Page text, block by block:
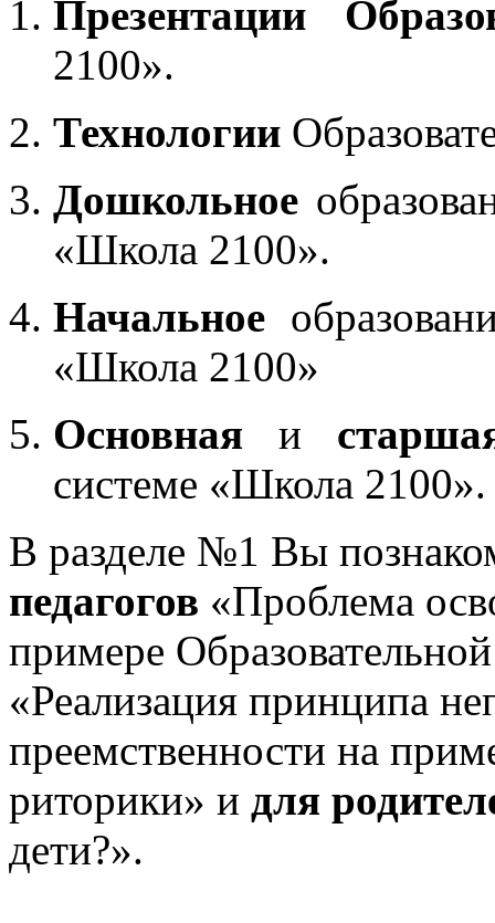
Презентации
2100».
Технологии
Дошкольное
«Школа 2100».
Начальное
«Школа 2100»
Основная и
системе «Школа 2100».
В разделе №1 Вы
педагогов «Проблема
примере
«Реализация принципа
преемственности на
риторики» и для
дети?».